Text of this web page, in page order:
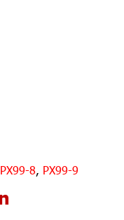
PX99-8, PX99-9